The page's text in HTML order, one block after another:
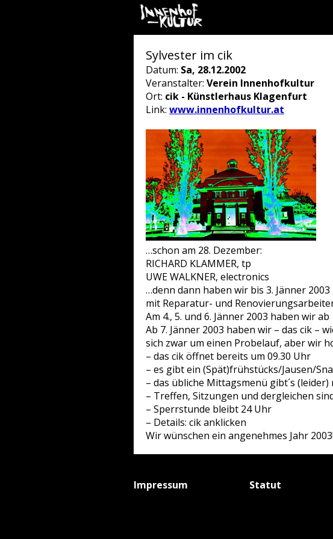
Sylvester im cik
Datum: Sa, 28.12.2002
Veranstalter: Verein Innenhofkultur
Ort: cik - Künstlerhaus Klagenfurt
Link: www.innenhofkultur.at
…schon am 28. Dezember:
RICHARD KLAMMER, tp
UWE WALKNER, electronics
…denn dann haben wir bis 3. Jänner
mit Reparatur- und
Am 4., 5. und 6. Jänner 2003 haben wir
Ab 7. Jänner 2003 haben wir – das cik –
sich zwar um einen Probelauf, aber wir
– das cik öffnet bereits um 09.30 Uhr
– es gibt ein (Spät)frühstücks/Jausen/
– das übliche Mittagsmenü gibt´s
– Treffen, Sitzungen und dergleichen
– Sperrstunde bleibt 24 Uhr
– Details: cik anklicken
Wir wünschen ein angenehmes Jahr 2003!
Impressum Statut